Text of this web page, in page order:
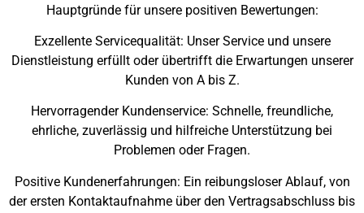
Hauptgründe für unsere positiven Bewertungen:
Exzellente Servicequalität: Unser Service und unsere
Dienstleistung erfüllt oder übertrifft die Erwartungen unserer
Kunden von A bis Z.
Hervorragender Kundenservice: Schnelle, freundliche,
ehrliche, zuverlässig und hilfreiche Unterstützung bei
Problemen oder Fragen.
Positive Kundenerfahrungen: Ein reibungsloser Ablauf, von
der ersten Kontaktaufnahme über den Vertragsabschluss bis